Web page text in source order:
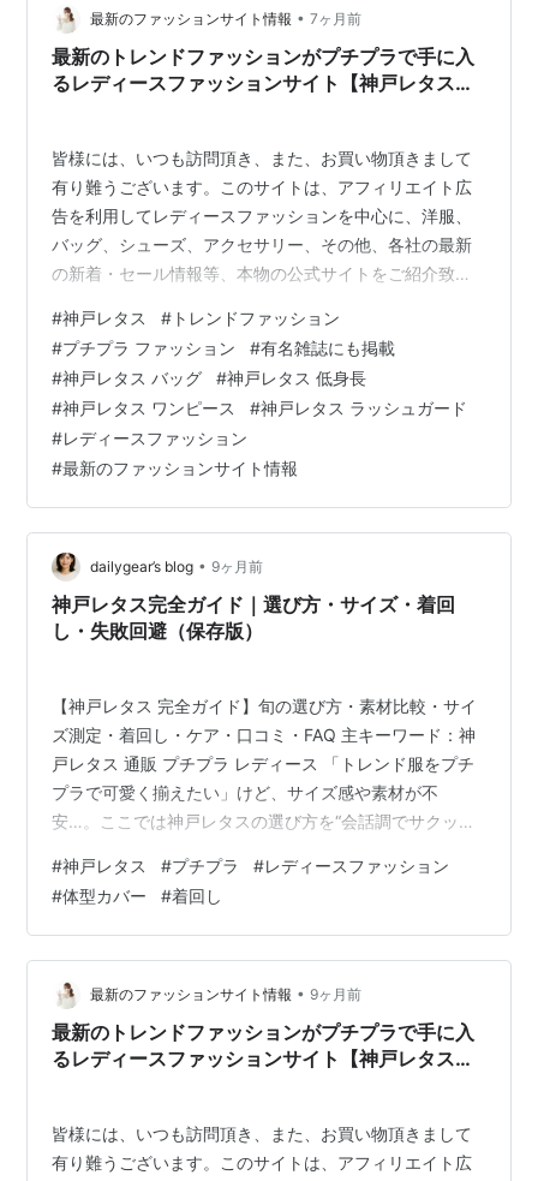
最新のファッションサイト情報 • 7ヶ月前
最新のトレンドファッションがプチプラで手に入
るレディースファッションサイト【神戸レタス】
皆様には、いつも訪問頂き、また、お買い物頂きまして
有り難うございます。このサイトは、アフィリエイト広
告を利用してレディースファッションを中心に、洋服、
バッグ、シューズ、アクセサリー、その他、各社の最新
の新着・セール情報等、本物の公式サイトをご紹介致し
でご安心してお楽しみください。また、閲覧中にお気に
入りの商品が有れば、その場でお買い求めることも出来
ますので、どうぞご利用ください。 最新トレンドファッ
ションを神戸から発信！！nonno、MORE、andGIRL、
ViViなど雑誌掲載アイテムがプチプラで♪安くて可愛い人
気のレディースファッションなら…
#神戸レタス # トレンドファッション
#プチプラ ファッション #有名雑誌にも掲載
#神戸レタス バッグ #神戸レタス 低身長
#神戸レタス ワンピース #神戸レタス ラッシュガード
#レディースファッション
#最新のファッションサイト情報
dailygear’s blog • 9ヶ月前
神戸レタス完全ガイド｜選び方・サイズ・着回
し・失敗回避（保存版）
【神戸レタス 完全ガイド】旬の選び方・素材比較・サイ
ズ測定・着回し・ケア・口コミ・FAQ 主キーワード：神
戸レタス 通販 プチプラ レディース 「トレンド服をプチ
プラで可愛く揃えたい」けど、サイズ感や素材が不
安…。ここでは神戸レタスの選び方を“会話調でサクッ
まで、買う前に知りたいツボを一気にチェックできま
す。 まずは新作/在庫/SALEをチェック（PR） 神戸レタ
ス公式通販を見る ※本ブロックにはアフィリエイトリン
クが含まれます 目次 1. 特徴（要点） 2. 選び方（表） 3.
素材比較（表） 4. サイズ測定（トップス/ボトムス…
#神戸レタス #プチプラ #レディースファッション
#体型カバー #着回し
最新のファッションサイト情報 • 9ヶ月前
最新のトレンドファッションがプチプラで手に入
るレディースファッションサイト【神戸レタス】
皆様には、いつも訪問頂き、また、お買い物頂きまして
有り難うございます。このサイトは、アフィリエイト広